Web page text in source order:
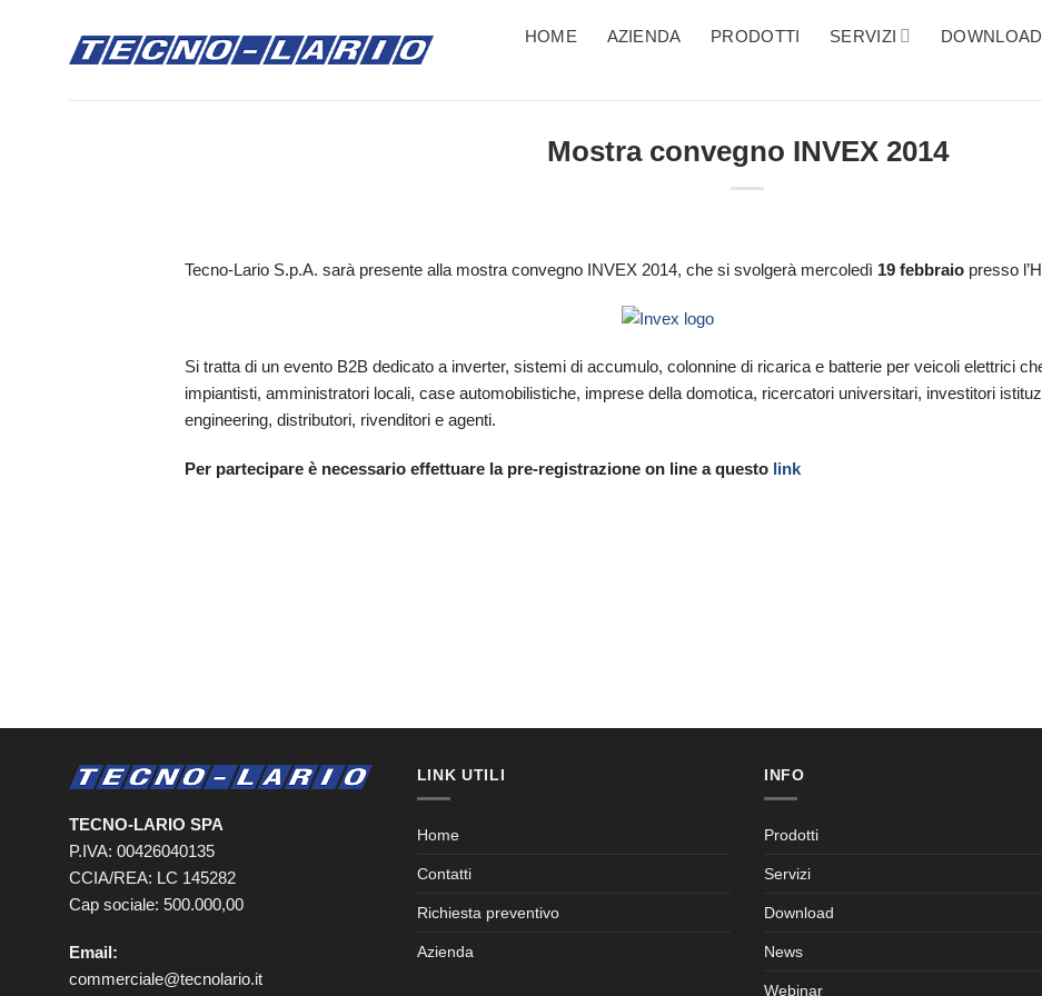
HOME AZIENDA PRODOTTI SERVIZI DOWNLOAD
Mostra convegno INVEX 2014
Tecno-Lario S.p.A. sarà presente alla mostra convegno INVEX 2014, che si svolgerà mercoledì 19 febbraio presso
Si tratta di un evento B2B dedicato a inverter, sistemi di accumulo, colonnine di ricarica e batterie per veicoli elettrici
impiantisti, amministratori locali, case automobilistiche, imprese della domotica, ricercatori universitari, investitori
engineering, distributori, rivenditori e agenti.
Per partecipare è necessario effettuare la pre-registrazione on line a questo link
TECNO-LARIO SPA
P.IVA: 00426040135
CCIA/REA: LC 145282
Cap sociale: 500.000,00
Email:
commerciale@tecnolario.it
LINK UTILI
Home
Contatti
Richiesta preventivo
Azienda
INFO
Prodotti
Servizi
Download
News
Webinar